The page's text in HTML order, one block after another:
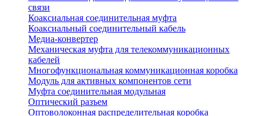
связи
Коаксиальная соединительная муфта
Коаксиальный соединительный кабель
Медиа-конвертер
Механическая муфта для телекоммуникационных
кабелей
Многофункциональная коммуникационная коробка
Модуль для активных компонентов сети
Муфта соединительная модульная
Оптический разъем
Оптоволоконная распределительная коробка